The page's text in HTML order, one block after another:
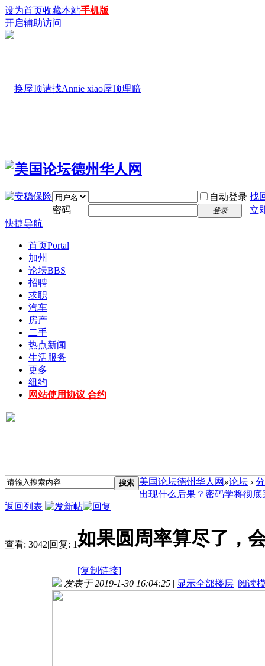
设为首页收藏本站手机版
开启辅助访问
自动登录 找
密码
登录
立
快捷导航
首页Portal
加州
论坛BBS
招聘
求职
汽车
房产
二手
热点新闻
生活服务
更多
纽约
网站使用协议 合约
搜索 美国论坛德州华人网 »论坛 ›
出现什么后果？密码学将彻底
返回列表
查看: 3042|回复: 1如果圆周率算尽了，
[复制链接]
发表于 2019-1-30 16:04:25 | 显示全部楼层 |阅读